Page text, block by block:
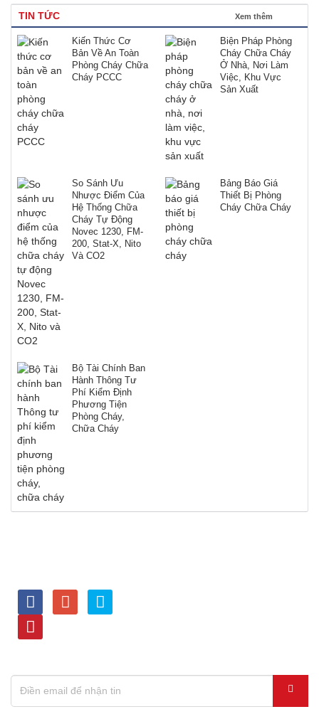
TIN TỨC Xem thêm
Kiến Thức Cơ
Bản Về An Toàn
Phòng Cháy Chữa
Cháy PCCC
Biện Pháp Phòng
Cháy Chữa Cháy
Ở Nhà, Nơi Làm
Việc, Khu Vực
Sản Xuất
So Sánh Ưu
Nhược Điểm Của
Hệ Thống Chữa
Cháy Tự Động
Novec 1230, FM-
200, Stat-X, Nito
Và CO2
Bảng Báo Giá
Thiết Bị Phòng
Cháy Chữa Cháy
Bộ Tài Chính Ban
Hành Thông Tư
Phí Kiểm Định
Phương Tiện
Phòng Cháy,
Chữa Cháy